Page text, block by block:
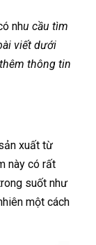
nhu cầu tìm
viết dưới
thông tin
xuất từ
này có rất
suốt như
một cách